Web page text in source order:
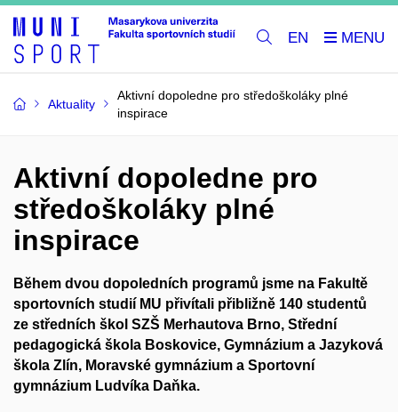
EN
Aktuality
Aktivní dopoledne pro středoškoláky plné
inspirace
Aktivní dopoledne pro
středoškoláky plné
inspirace
Během dvou dopoledních programů jsme na Fakultě
sportovních studií MU přivítali přibližně 140 studentů
ze středních škol SZŠ Merhautova Brno, Střední
pedagogická škola Boskovice, Gymnázium a Jazyková
škola Zlín, Moravské gymnázium a Sportovní
gymnázium Ludvíka Daňka.